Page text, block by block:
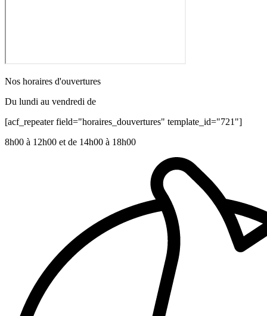
Nos horaires d'ouvertures
Du lundi au vendredi de
[acf_repeater field="horaires_douvertures" template_id="721"]
8h00 à 12h00 et de 14h00 à 18h00